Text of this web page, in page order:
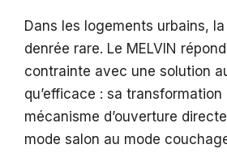
Dans les logements urbains,
denrée rare. Le MELVIN
contrainte avec une solution
qu’efficace : sa
mécanisme d’ouverture
mode salon au mode